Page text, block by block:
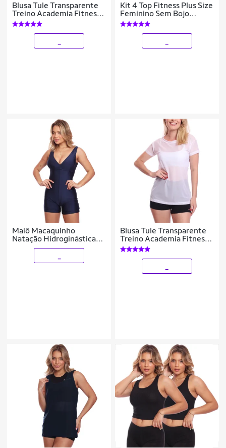
Blusa Tule Transparente
Treino Academia Fitness
Casual
Kit 4 Top Fitness Plus Size
Feminino Sem Bojo
Academia Decote
Maiô Macaquinho
Natação Hidroginástica
Decote + Touca
Blusa Tule Transparente
Treino Academia Fitness
Casual